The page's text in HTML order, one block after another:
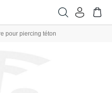
pour piercing téton